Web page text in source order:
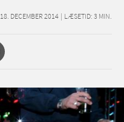
18. DECEMBER 2014 | LÆSETID: 3 MIN.